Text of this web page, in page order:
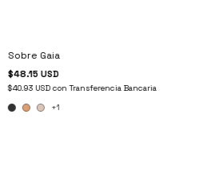
Sobre Gaia
$48.15 USD
$40.93 USDcon Transferencia Bancaria
+1